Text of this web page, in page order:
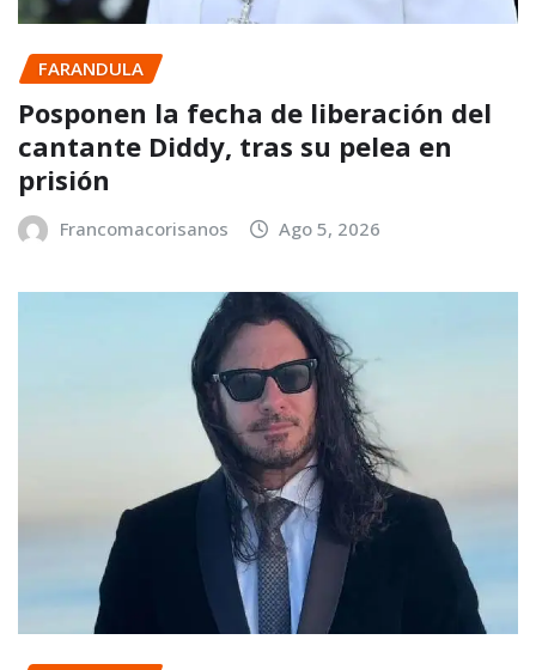
FARANDULA
Posponen la fecha de liberación del
cantante Diddy, tras su pelea en
prisión
Francomacorisanos Ago 5, 2026